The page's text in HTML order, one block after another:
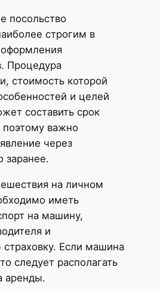
посольство
строгим в
Процедура
стоимость которой
и целей
составить срок
важно
через
заранее.
на личном
иметь
на машину,
и
Если машина
следует располагать
аренды.